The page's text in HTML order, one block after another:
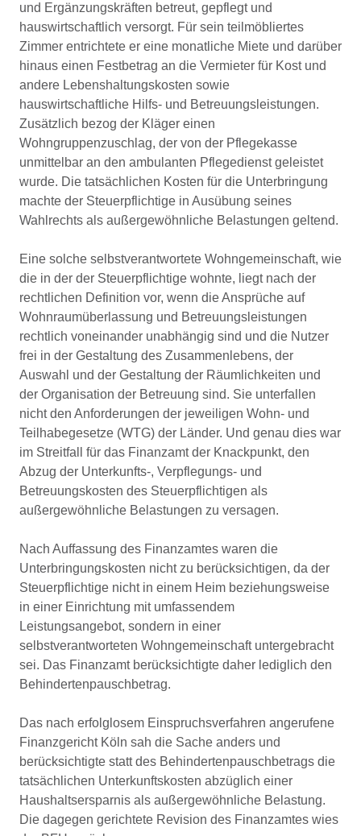
und Ergänzungskräften betreut, gepflegt und
hauswirtschaftlich versorgt. Für sein teilmöbliertes
Zimmer entrichtete er eine monatliche Miete und darüber
hinaus einen Festbetrag an die Vermieter für Kost und
andere Lebenshaltungskosten sowie
hauswirtschaftliche Hilfs- und Betreuungsleistungen.
Zusätzlich bezog der Kläger einen
Wohngruppenzuschlag, der von der Pflegekasse
unmittelbar an den ambulanten Pflegedienst geleistet
wurde. Die tatsächlichen Kosten für die Unterbringung
machte der Steuerpflichtige in Ausübung seines
Wahlrechts als außergewöhnliche Belastungen geltend.
Eine solche selbstverantwortete Wohngemeinschaft, wie
die in der der Steuerpflichtige wohnte, liegt nach der
rechtlichen Definition vor, wenn die Ansprüche auf
Wohnraumüberlassung und Betreuungsleistungen
rechtlich voneinander unabhängig sind und die Nutzer
frei in der Gestaltung des Zusammenlebens, der
Auswahl und der Gestaltung der Räumlichkeiten und
der Organisation der Betreuung sind. Sie unterfallen
nicht den Anforderungen der jeweiligen Wohn- und
Teilhabegesetze (WTG) der Länder. Und genau dies war
im Streitfall für das Finanzamt der Knackpunkt, den
Abzug der Unterkunfts-, Verpflegungs- und
Betreuungskosten des Steuerpflichtigen als
außergewöhnliche Belastungen zu versagen.
Nach Auffassung des Finanzamtes waren die
Unterbringungskosten nicht zu berücksichtigen, da der
Steuerpflichtige nicht in einem Heim beziehungsweise
in einer Einrichtung mit umfassendem
Leistungsangebot, sondern in einer
selbstverantworteten Wohngemeinschaft untergebracht
sei. Das Finanzamt berücksichtigte daher lediglich den
Behindertenpauschbetrag.
Das nach erfolglosem Einspruchsverfahren angerufene
Finanzgericht Köln sah die Sache anders und
berücksichtigte statt des Behindertenpauschbetrags die
tatsächlichen Unterkunftskosten abzüglich einer
Haushaltsersparnis als außergewöhnliche Belastung.
Die dagegen gerichtete Revision des Finanzamtes wies